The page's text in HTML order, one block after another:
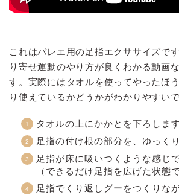
これはバレエ用の足指エクササイズで
り寄せ運動のやり方が良くわかる動画
す。実際にはタオルを使ってやったほ
り使えているかどうかがわかりやすいで
タオルの上にかかとを下ろします
足指の付け根の部分を、ゆっく
足指が床に吸いつくような感じ
（できるだけ足指を広げた状態で
足指でくり返しグーをつくりな